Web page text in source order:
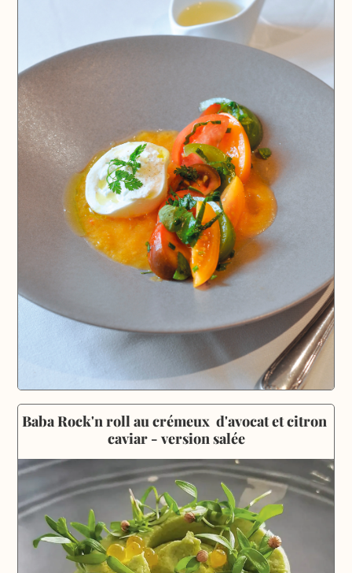
Baba Rock'n roll au crémeux  d'avocat et citron
caviar - version salée